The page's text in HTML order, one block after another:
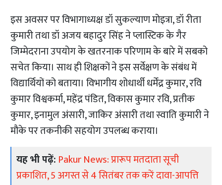
इस अवसर पर विभागाध्यक्ष डॉ सुकल्याण मोइत्रा, डॉ रीता
कुमारी तथा डॉ अजय बहादुर सिंह ने प्लास्टिक के गैर
जिम्मेदराना उपयोग के खतरनाक परिणाम के बारे में सबको
सचेत किया। साथ ही शिक्षकों ने इस सर्वेक्षण के संबंध में
विद्यार्थियों को बताया। विभागीय शोधार्थी धर्मेंद्र कुमार, रवि
कुमार विश्वकर्मा, महेंद्र पंडित, विकास कुमार रवि, प्रतीक
कुमार, इनामुल अंसारी, जाकिर अंसारी तथा स्वाति कुमारी ने
मौके पर तकनीकी सहयोग उपलब्ध कराया।
यह भी पढ़ें: Pakur News: प्रारूप मतदाता सूची
प्रकाशित, 5 अगस्त से 4 सितंबर तक करें दावा-आपत्ति